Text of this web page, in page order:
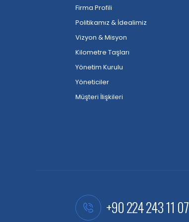
Firma Profili
Politikamız & İdealimiz
Vizyon & Misyon
Kilometre Taşları
Yönetim Kurulu
Yöneticiler
Müşteri İlişkileri
+90 224 243 11 07